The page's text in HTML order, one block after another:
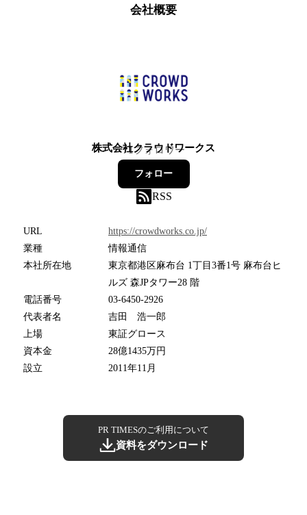
会社概要
株式会社クラウドワークス
71フォロワー
フォロー
RSS
URL
https://crowdworks.co.jp/
業種
情報通信
本社所在地
東京都港区麻布台 1丁目3番1号 麻布台ヒ
ルズ 森JPタワー28 階
電話番号
03-6450-2926
代表者名
吉田 浩一郎
上場
東証グロース
資本金
28億1435万円
設立
2011年11月
PR TIMESのご利用について
資料をダウンロード